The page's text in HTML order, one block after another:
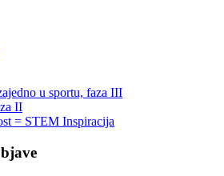
u sportu, faza III
II
= STEM Inspiracija